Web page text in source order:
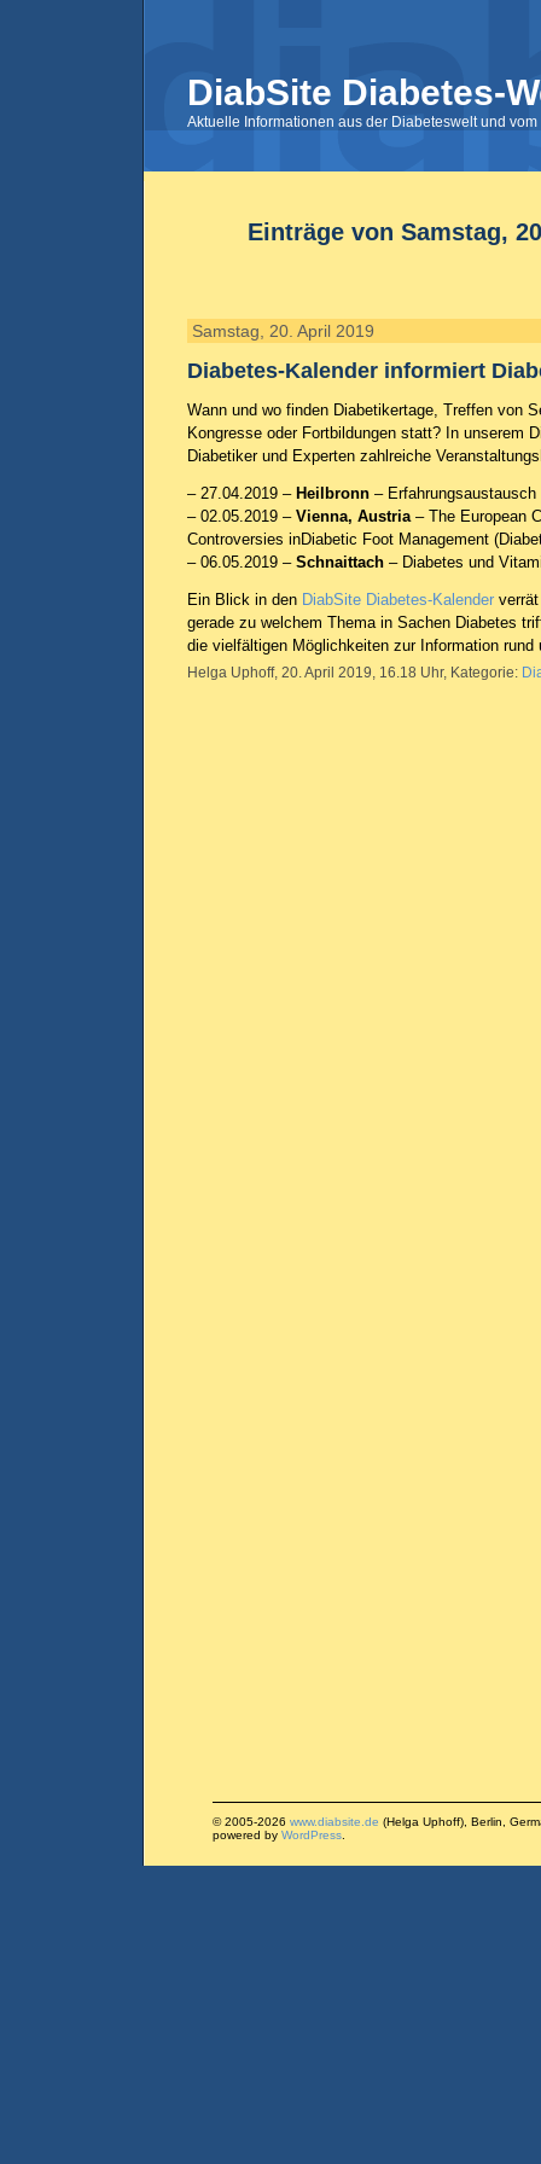
DiabSite Diabetes-
Aktuelle Informationen aus der Diabeteswelt und
Einträge von Samstag,
Samstag, 20. April 2019
Diabetes-Kalender informiert
Wann und wo finden Diabetikertage, Treffen von
Kongresse oder Fortbildungen statt? In unserem
Diabetiker und Experten zahlreiche
– 27.04.2019 – Heilbronn –
– 02.05.2019 – Vienna, Austria– The European
Controversies inDiabetic Foot Management
– 06.05.2019 – Schnaittach – Diabetes und
Ein Blick in den DiabSite Diabetes-Kalender
gerade zu welchem Thema in Sachen Diabetes
die vielfältigen Möglichkeiten zur Information
Helga Uphoff, 20. April 2019, 16.18 Uhr, Kategorie:
© 2005-2026 www.diabsite.de (Helga Uphoff), Berlin,
powered by WordPress.